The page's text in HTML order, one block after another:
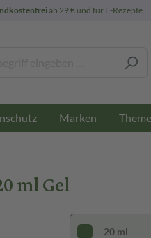
ab 29 € und für E-Rezepte
Marken
ml Gel
20 ml